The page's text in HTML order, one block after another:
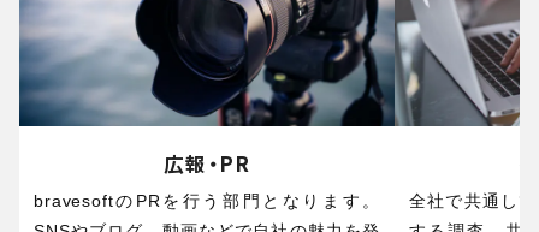
広報・PR
bravesoftのPRを行う部門となります。
全社で共通し